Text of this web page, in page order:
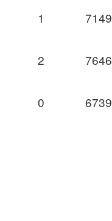
1 7149
2 7646
0 6739